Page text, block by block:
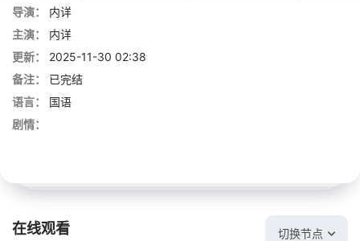
导演：
内详
主演：
内详
更新：
2025-11-30 02:38
备注：
已完结
语言：
国语
剧情：
在线观看 切换节点